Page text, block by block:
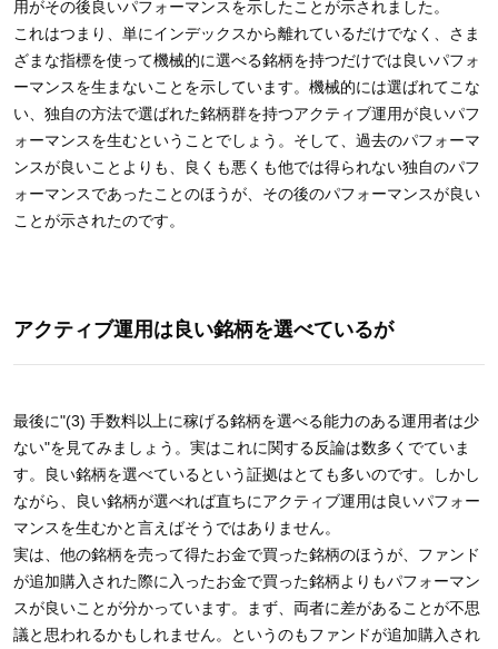
用がその後良いパフォーマンスを示したことが示されました。
これはつまり、単にインデックスから離れているだけでなく、さま
ざまな指標を使って機械的に選べる銘柄を持つだけでは良いパフォ
ーマンスを生まないことを示しています。機械的には選ばれてこな
い、独自の方法で選ばれた銘柄群を持つアクティブ運用が良いパフ
ォーマンスを生むということでしょう。そして、過去のパフォーマ
ンスが良いことよりも、良くも悪くも他では得られない独自のパフ
ォーマンスであったことのほうが、その後のパフォーマンスが良い
ことが示されたのです。
アクティブ運用は良い銘柄を選べているが
最後に"(3) 手数料以上に稼げる銘柄を選べる能力のある運用者は少
ない"を見てみましょう。実はこれに関する反論は数多くでていま
す。良い銘柄を選べているという証拠はとても多いのです。しかし
ながら、良い銘柄が選べれば直ちにアクティブ運用は良いパフォー
マンスを生むかと言えばそうではありません。
実は、他の銘柄を売って得たお金で買った銘柄のほうが、ファンド
が追加購入された際に入ったお金で買った銘柄よりもパフォーマン
スが良いことが分かっています。まず、両者に差があることが不思
議と思われるかもしれません。というのもファンドが追加購入され